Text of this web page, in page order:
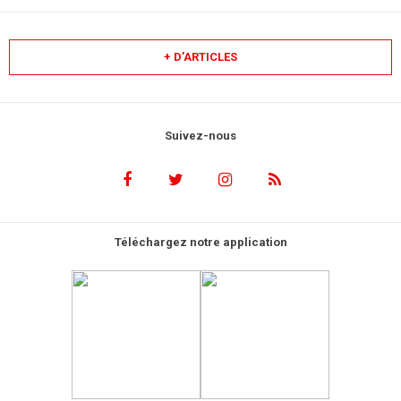
+ D’ARTICLES
Suivez-nous
Téléchargez notre application